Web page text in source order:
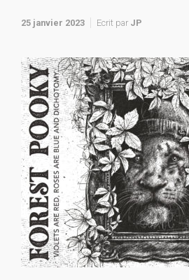
25 janvier 2023 Ecrit par JP